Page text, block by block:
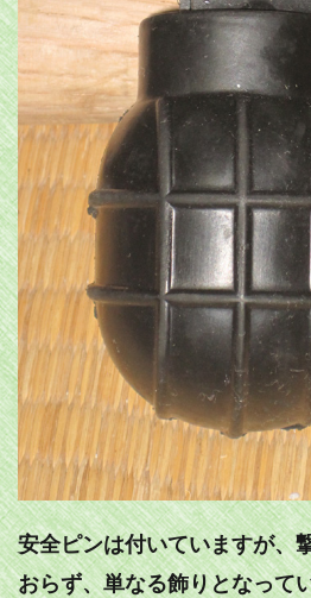
安全ピンは付いていますが、
おらず、単なる飾りとなって